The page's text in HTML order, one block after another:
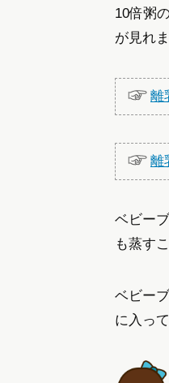
10倍粥
が見れま
離
離
ベビー
も蒸す
ベビー
に入っ